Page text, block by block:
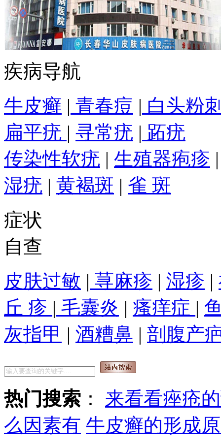
疾病导航
牛皮癣 | 青春痘 | 白头粉
扁平疣 | 寻常疣 | 跖疣
传染性软疣 | 生殖器疱疹
湿疣 | 黄褐斑 | 雀 斑
症状
自查
皮肤过敏 | 荨麻疹 | 湿疹 |
丘 疹 | 毛囊炎 | 瘙痒症 |
灰指甲 | 酒糟鼻 | 剖腹产
热门搜索 ： 来看看痤疮
么因素有 牛皮癣的形成